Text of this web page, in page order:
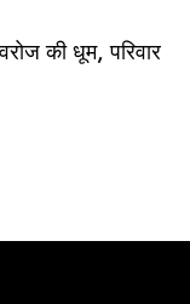
की धूम, परिवार